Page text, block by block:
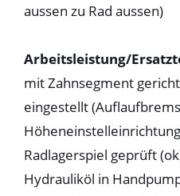
aussen zu Rad aussen)
Arbeitsleistung/
mit Zahnsegment
eingestellt
Radlagerspiel geprüft
Hydrauliköl in